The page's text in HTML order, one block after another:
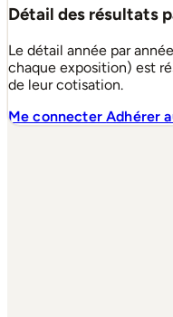
Détail des résultats
Le détail année par
chaque exposition) est
de leur cotisation.
Me connecterAdhérer